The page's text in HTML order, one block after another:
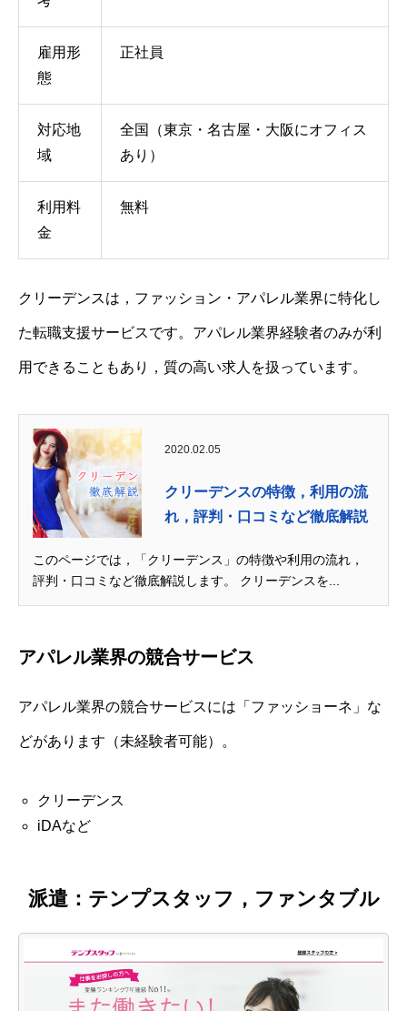
雇用形
態
正社員
対応地
域
全国（東京・名古屋・大阪にオフィス
あり）
利用料
金
無料
クリーデンスは，ファッション・アパレル業界に特化し
た転職支援サービスです。アパレル業界経験者のみが利
用できることもあり，質の高い求人を扱っています。
2020.02.05
クリーデンスの特徴，利用の流
れ，評判・口コミなど徹底解説
このページでは，「クリーデンス」の特徴や利用の流れ，
評判・口コミなど徹底解説します。 クリーデンスを...
アパレル業界の競合サービス
アパレル業界の競合サービスには「ファッショーネ」な
どがあります（未経験者可能）。
クリーデンス
iDAなど
派遣：テンプスタッフ，ファンタブル